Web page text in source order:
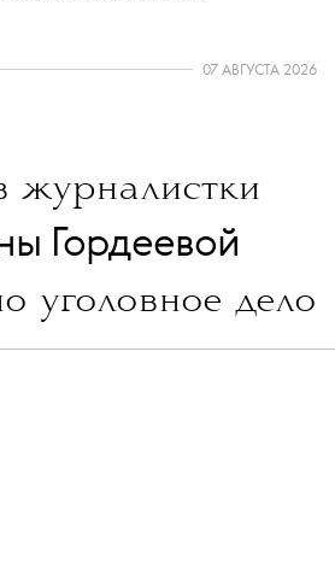
07 АВГУСТА 2026
журналистки
Гордеевой
уголовное дело